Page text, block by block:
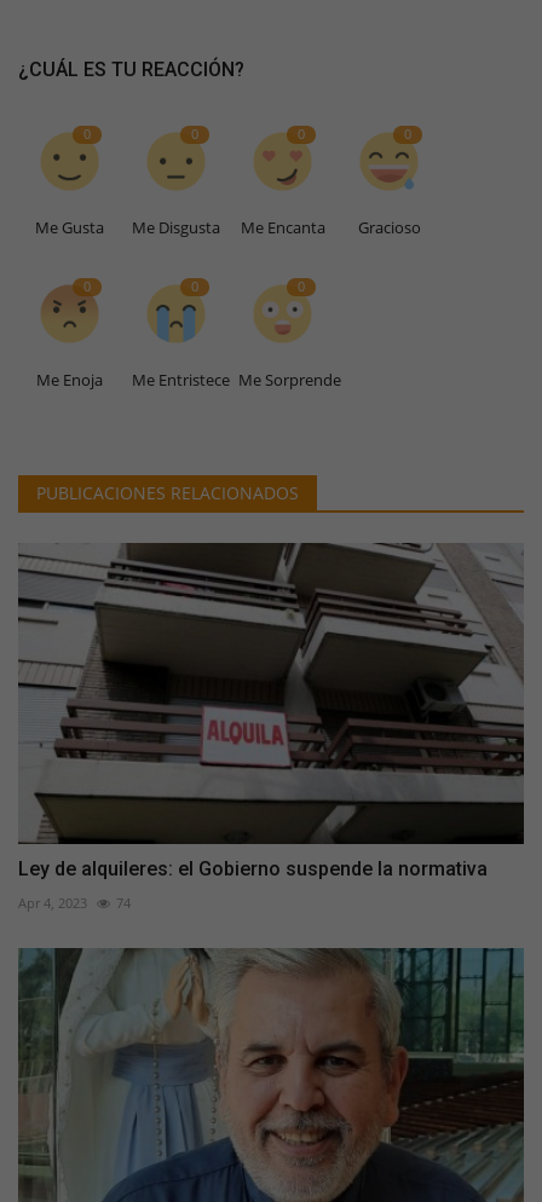
¿CUÁL ES TU REACCIÓN?
0
Me Gusta
0
Me Disgusta
0
Me Encanta
0
Gracioso
0
Me Enoja
0
Me Entristece
0
Me Sorprende
PUBLICACIONES RELACIONADOS
Ley de alquileres: el Gobierno suspende la normativa
Apr 4, 2023 74